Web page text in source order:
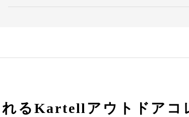
るKartellアウトドアコ